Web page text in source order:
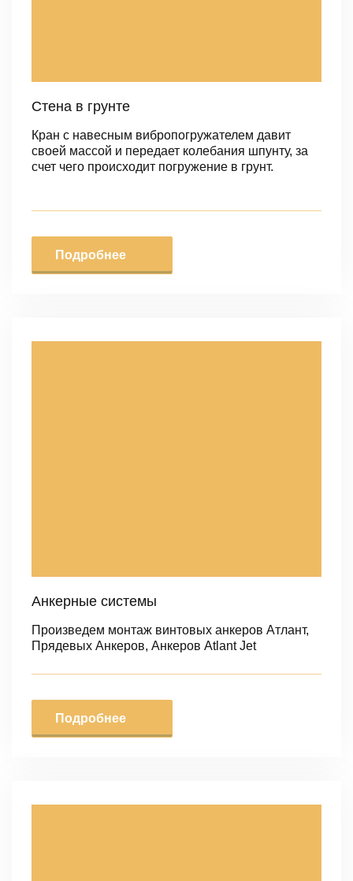
Стена в грунте
Кран с навесным вибропогружателем давит
своей массой и передает колебания шпунту, за
счет чего происходит погружение в грунт.
Подробнее
Анкерные системы
Произведем монтаж винтовых анкеров Атлант,
Прядевых Анкеров, Анкеров Atlant Jet
Подробнее